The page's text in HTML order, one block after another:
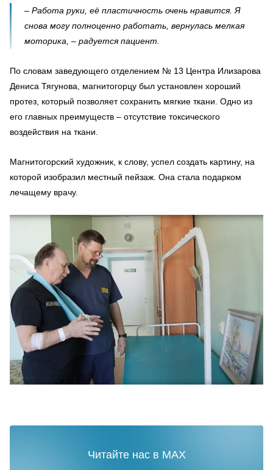
– Работа руки, её пластичность очень нравится. Я
снова могу полноценно работать, вернулась мелкая
моторика, – радуется пациент.
По словам заведующего отделением № 13 Центра Илизарова
Дениса Тягунова, магнитогорцу был установлен хороший
протез, который позволяет сохранить мягкие ткани. Одно из
его главных преимуществ – отсутствие токсического
воздействия на ткани.
Магнитогорский художник, к слову, успел создать картину, на
которой изобразил местный пейзаж. Она стала подарком
лечащему врачу.
Читайте нас в MAX